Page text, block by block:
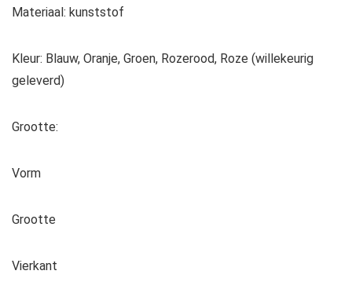
Materiaal: kunststof
Kleur: Blauw, Oranje, Groen, Rozerood, Roze (willekeurig
geleverd)
Grootte:
Vorm
Grootte
Vierkant